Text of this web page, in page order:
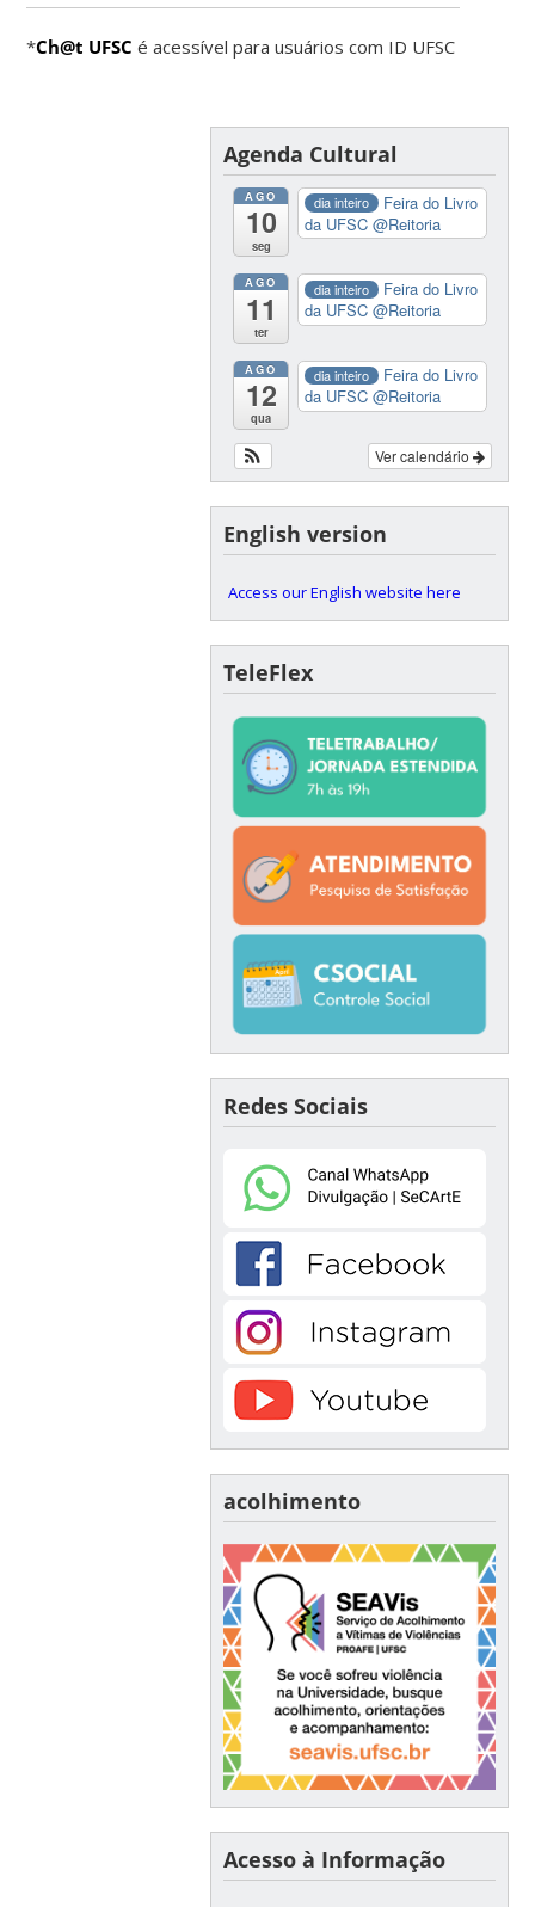
*Ch@t UFSC é acessível para usuários com ID UFSC
Agenda Cultural
AGO
10
seg
dia inteiro
Feira do Livro
da UFSC@Reitoria
AGO
11
ter
dia inteiro
Feira do Livro
da UFSC@Reitoria
AGO
12
qua
dia inteiro
Feira do Livro
da UFSC@Reitoria
Ver calendário
English version
Access our English website here
TeleFlex
Redes Sociais
acolhimento
Acesso à Informação